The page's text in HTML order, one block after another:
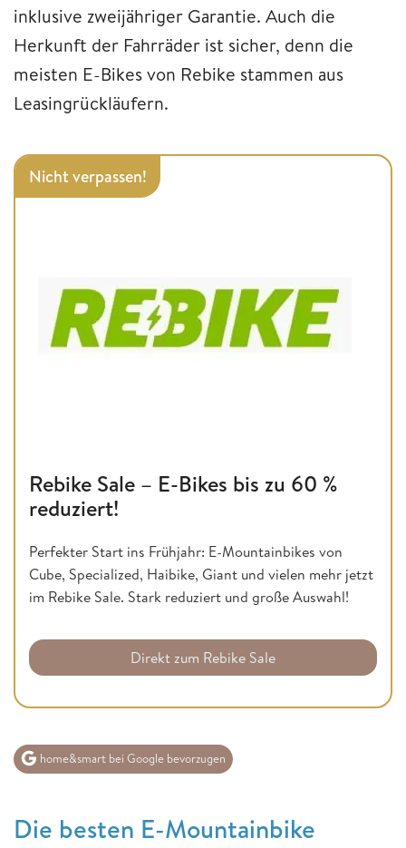
inklusive zweijähriger Garantie. Auch die
Herkunft der Fahrräder ist sicher, denn die
meisten E-Bikes von Rebike stammen aus
Leasingrückläufern.
Nicht verpassen!
Rebike Sale – E-Bikes bis zu 60 %
reduziert!
Perfekter Start ins Frühjahr: E-Mountainbikes von
Cube, Specialized, Haibike, Giant und vielen mehr jetzt
im Rebike Sale. Stark reduziert und große Auswahl!
Direkt zum Rebike Sale
home&smart bei Google bevorzugen
Die besten E-Mountainbike